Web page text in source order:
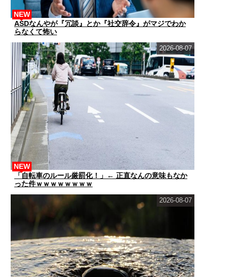
ASDなんやが『冗談』とか『社交辞令』がマジでわか
らなくて怖い
NEW
「自転車のルール厳罰化！」← 正直なんの意味もなか
った件ｗｗｗｗｗｗｗｗ
NEW
2026-08-07
2026-08-07